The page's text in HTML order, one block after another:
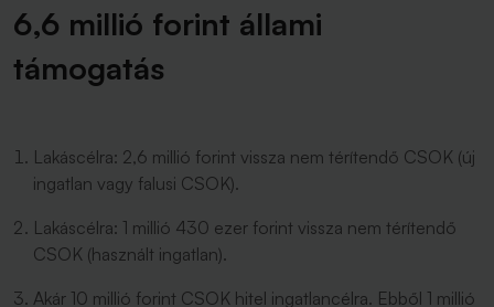
6,6 millió forint állami
támogatás
Lakáscélra: 2,6 millió forint vissza nem térítendő CSOK (új
ingatlan vagy falusi CSOK).
Lakáscélra: 1 millió 430 ezer forint vissza nem térítendő
CSOK (használt ingatlan).
Akár 10 millió forint CSOK hitel ingatlancélra. Ebből 1 millió